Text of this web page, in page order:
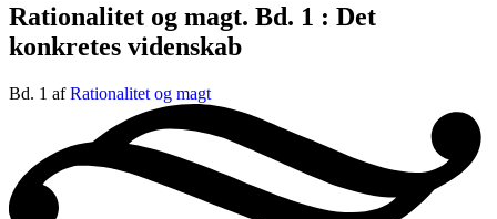
Rationalitet og magt. Bd. 1 : Det
konkretes videnskab
Bd. 1 afRationalitet og magt